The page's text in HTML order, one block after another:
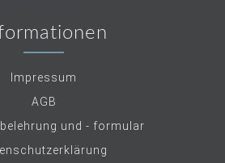
Impressum
AGB
und - formular